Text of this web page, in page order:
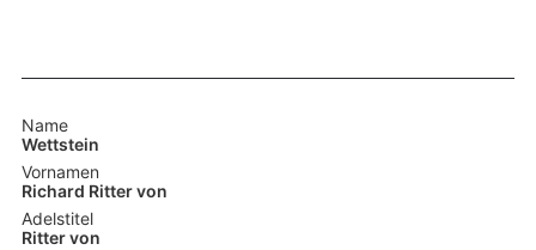
Name
Wettstein
Vornamen
Richard Ritter von
Adelstitel
Ritter von